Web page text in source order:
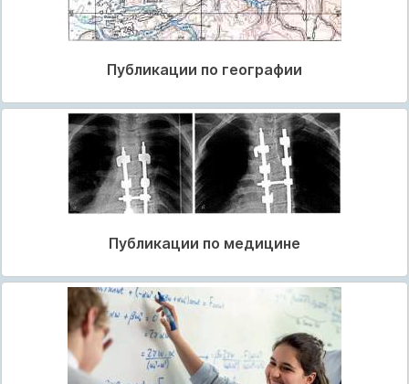
Публикации по географии
Публикации по медицине